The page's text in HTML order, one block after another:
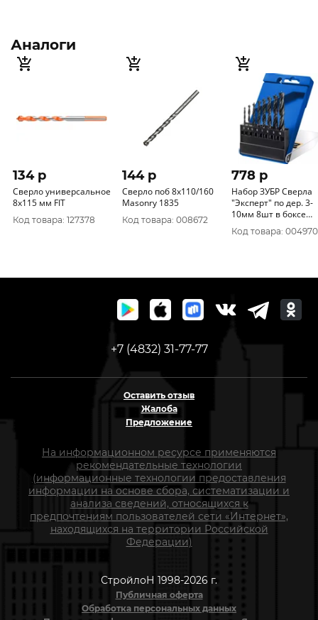
Аналоги
134 p
Сверло универсальное
8х115 мм FIT
Код товара: 127378
144 p
Сверло поб 8х110/160
Masonry 1835
Код товара: 008672
778 p
Набор ЗУБР Сверла
"Эксперт" по дер. 3-
10мм 8шт в боксе
29421-Н8
Код товара: 004970
+7 (4832) 31-77-77
Оставить отзыв
Жалоба
Предложение
На информационном ресурсе применяются
рекомендательные технологии
(информационные технологии предоставления
информации на основе сбора, систематизации и
анализа сведений, относящихся к
предпочтениям пользователей сети «Интернет»,
находящихся на территории Российской
Федерации)
СтройлоН 1998-2026 г.
Публичная оферта
Обработка персональных данных